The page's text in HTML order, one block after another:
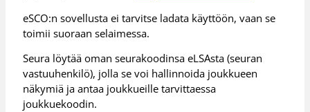
eSCO:n sovellusta ei tarvitse ladata käyttöön, vaan se
toimii suoraan selaimessa.
Seura löytää oman seurakoodinsa eLSAsta (seuran
vastuuhenkilö), jolla se voi hallinnoida joukkueen
näkymiä ja antaa joukkueille tarvittaessa
joukkuekoodin.